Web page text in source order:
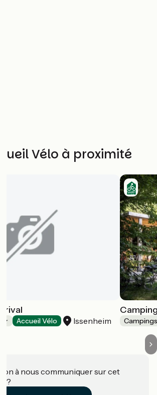
Vélo à proximité
Accueil Vélo Issenheim
à nous communiquer sur cet
?